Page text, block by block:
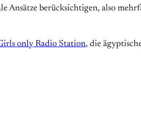
Ansätze berücksichtigen, also
only Radio Station, die